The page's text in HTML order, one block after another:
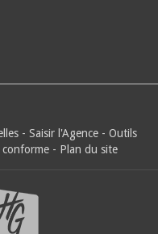
- Saisir l'Agence - Outils
conforme - Plan du site